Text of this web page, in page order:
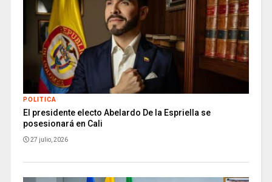
POLITICA
El presidente electo Abelardo De la Espriella se
posesionará en Cali
27 julio, 2026